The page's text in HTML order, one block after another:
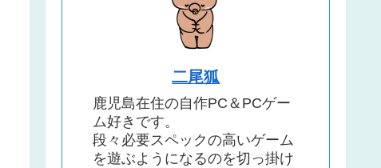
二尾狐
鹿児島在住の自作PC＆PCゲー
ム好きです。
段々必要スペックの高いゲーム
を遊ぶようになるのを切っ掛け